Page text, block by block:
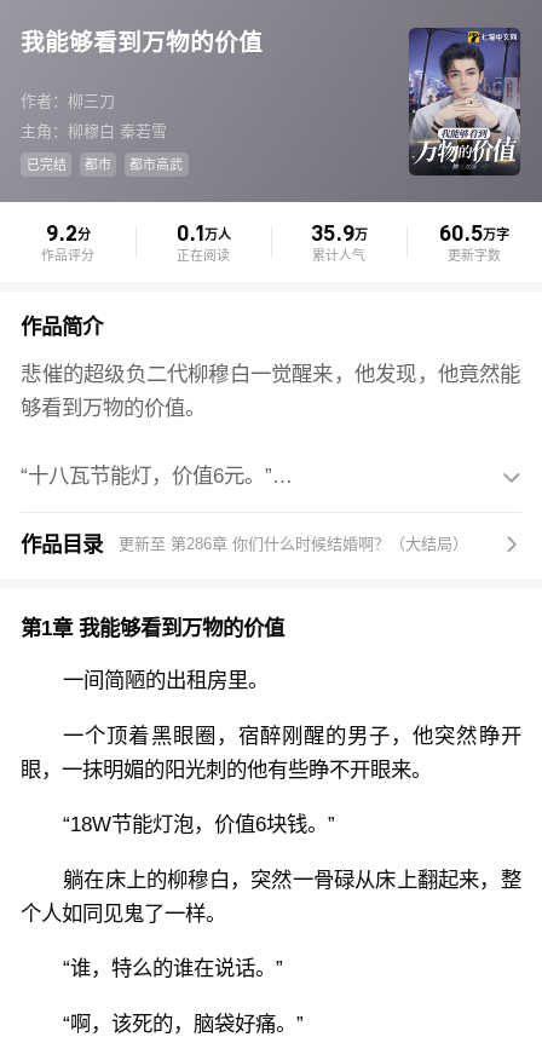
我能够看到万物的价值
作者：柳三刀
主角：柳穆白 秦若雪
已完结 都市 都市高武
9.2分
作品评分
0.1万人
正在阅读
35.9万
累计人气
60.5万字
更新字数
作品简介
悲催的超级负二代柳穆白一觉醒来，他发现，他竟然能
够看到万物的价值。
“十八瓦节能灯，价值6元。”
“近代名画一幅，价值六百九十万。”五十块钱买下捡个
“手稿，价值一个亿。”从此开启制霸网文界之路。
“古医书残卷，价值一千万。”获得医术神鬼九针。
……
柳穆白忽然发现，其实，这赚钱，挺简单的。

作品目录 更新至 第286章 你们什么时候结婚啊？（大结局） 
第1章 我能够看到万物的价值
一间简陋的出租房里。
一个顶着黑眼圈，宿醉刚醒的男子，他突然睁开
眼，一抹明媚的阳光刺的他有些睁不开眼来。
“18W节能灯泡，价值6块钱。”
躺在床上的柳穆白，突然一骨碌从床上翻起来，整
个人如同见鬼了一样。
“谁，特么的谁在说话。”
“啊，该死的，脑袋好痛。”